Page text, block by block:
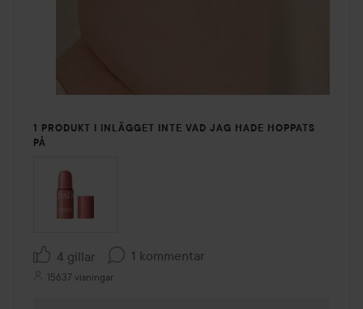
1 PRODUKT I INLÄGGET INTE VAD JAG HADE HOPPATS
PÅ
4 gillar 1 kommentar
15637 visningar